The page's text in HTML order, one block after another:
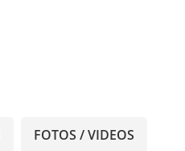
FOTOS / VIDEOS